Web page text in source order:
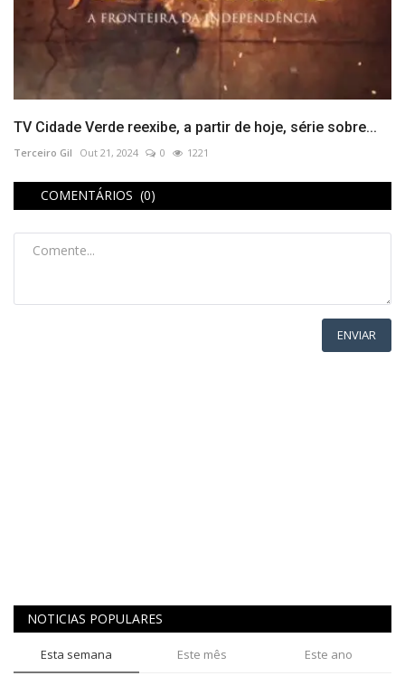
TV Cidade Verde reexibe, a partir de hoje, série sobre...
Terceiro Gil Out 21, 2024 0 1221
COMENTÁRIOS (0)
ENVIAR
NOTICIAS POPULARES
Esta semana Este mês Este ano